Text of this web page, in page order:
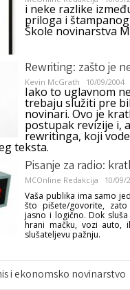
i neke razlike
priloga i
Škole novinarstva
Rewriting: zašto je
Kevin McGrath 10/09/2004
Iako to uglavnom
trebaju služiti pre
novinari. Ovo je
postupak revizije i,
rewritinga, koji
teksta.
Pisanje za radio:
MCOnline Redakcija 10/09/
Vaša publika ima samo
što pišete/govorite,
jasno i logično. Dok
hrani mačku, vozi auto,
slušateljevu pažnju.
i ekonomsko novinarstvo